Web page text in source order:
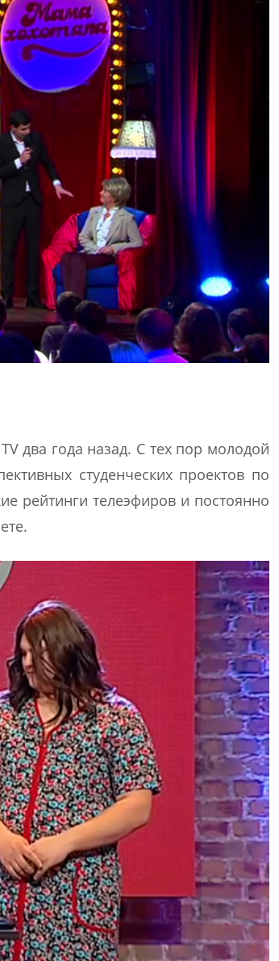
два года назад. С тех пор молодой
студенческих проектов по
рейтинги телеэфиров и постоянно